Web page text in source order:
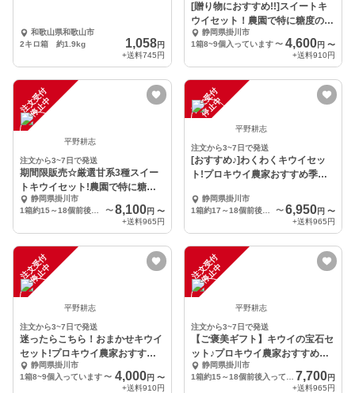
和歌山県和歌山市
2キロ箱 約1.9kg
1,058円
+送料745円
[贈り物におすすめ!!]スイートキ
ウイセット！農園で特に糖度の高
い3種入りMS
静岡県掛川市
1箱8~9個入っています 〜 4,600円 〜
+送料910円
注
文
受
付
停
止
中
平野耕志
注文から3~7日で発送
期間限販売☆厳選甘系3種スイー
トキウイセット!農園で特に糖度
の高い3品種:LS
静岡県掛川市
〜 8,100円 〜
+送料965円
注
文
受
付
停
止
中
平野耕志
注文から3~7日で発送
[おすすめ♪]わくわくキウイセッ
ト!プロキウイ農家おすすめ季節
静岡県掛川市
1箱約17～18個前後入っています。
〜6,950円 〜
+送料965円
注
文
受
付
停
止
中
平野耕志
注文から3~7日で発送
迷ったらこちら！おまかせキウイ
セット!プロキウイ農家おすすめ
季節限定の3種:M3
静岡県掛川市
1箱8~9個入っています〜 4,000円 〜
+送料910円
注
文
受
付
停
止
中
平野耕志
注文から3~7日で発送
【ご褒美ギフト】キウイの宝石セ
ット♪プロキウイ農家おすすめ季
節限定の８品：L8
静岡県掛川市
7,700円
+送料965円